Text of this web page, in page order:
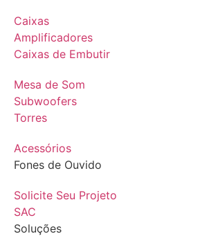
Caixas
Amplificadores
Caixas de Embutir
Mesa de Som
Subwoofers
Torres
Acessórios
Fones de Ouvido
Solicite Seu Projeto
SAC
Soluções